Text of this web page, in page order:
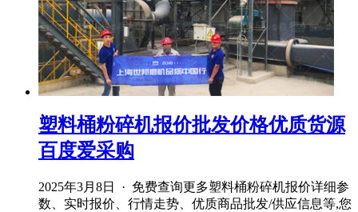
塑料桶粉碎机报价批发价格优质货源
百度爱采购
2025年3月8日 · 免费查询更多塑料桶粉碎机报价详细参
数、实时报价、行情走势、优质商品批发/供应信息等,您